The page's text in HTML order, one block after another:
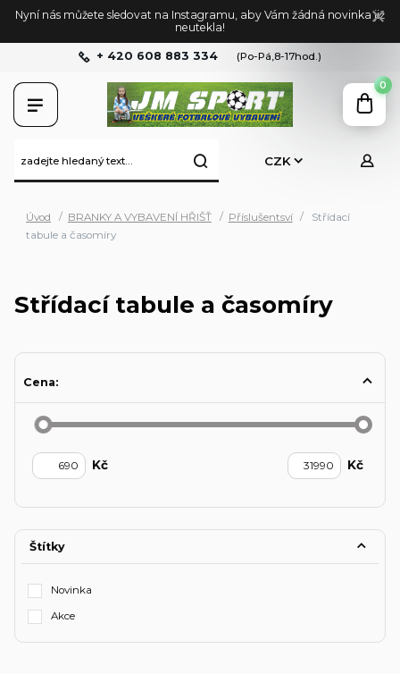
Nyní nás můžete sledovat na Instagramu, aby Vám žádná novinka již
neutekla!
CZK
+ 420 608 883 334 (Po-Pá,8-17hod.)
0
Úvod BRANKY A VYBAVENÍ HŘIŠŤ Příslušentsví
Střídací
tabule a časomíry
Střídací tabule a časomíry
Cena:
Kč Kč
Štítky
Novinka
Akce